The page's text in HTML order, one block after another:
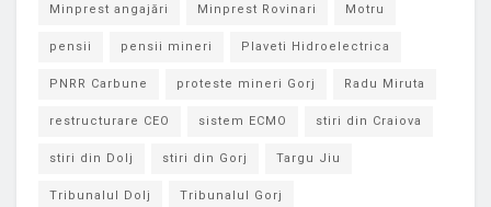
Minprest angajări Minprest Rovinari Motru
pensii pensii mineri Plaveti Hidroelectrica
PNRR Carbune proteste mineri Gorj Radu Miruta
restructurare CEO sistem ECMO stiri din Craiova
stiri din Dolj stiri din Gorj Targu Jiu
Tribunalul Dolj Tribunalul Gorj